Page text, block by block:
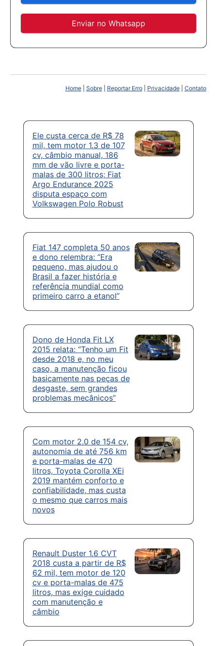
Enviar no Whatsapp
Home| Sobre| Reportar Erro| Privacidade| Contato
Ele custa cerca de R$ 78
mil, tem motor 1.3 de 107
cv, câmbio manual, 186
mm de vão livre e porta-
malas de 300 litros; Fiat
Argo Endurance 2025
disputa espaço com
Volkswagen Polo Robust
Fiat 147 completa 50 anos
e dono relembra: “Era
pequeno, mas ajudou o
Brasil a fazer história e
referência mundial como
primeiro carro a etanol”
Dono de Honda Fit LX
2015 relata: “Tenho um Fit
desde 2018 e, no meu
caso, a manutenção ficou
basicamente nas peças de
desgaste, sem grandes
problemas mecânicos”
Com motor 2.0 de 154 cv,
autonomia de até 756 km
e porta-malas de 470
litros, Toyota Corolla XEi
2019 mantém conforto e
confiabilidade, mas custa
o mesmo que carros mais
novos
Renault Duster 1.6 CVT
2018 custa a partir de R$
62 mil, tem motor de 120
cv e porta-malas de 475
litros, mas exige cuidado
com manutenção e
câmbio